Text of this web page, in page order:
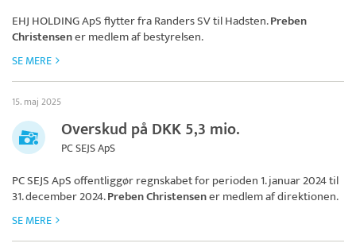
EHJ HOLDING ApSflytter fra Randers SV til Hadsten.Preben
Christensener medlem af bestyrelsen.
SE MERE
15. maj 2025
Overskud på DKK 5,3 mio.
PC SEJS ApS
PC SEJS ApSoffentliggør regnskabet for perioden 1. januar 2024 til
31. december 2024.Preben Christensener medlem af direktionen.
SE MERE